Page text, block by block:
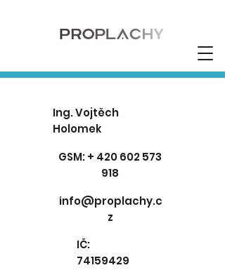
Ing. Vojtěch
Holomek
GSM: + 420 602 573
918
info@proplachy.c
z
IČ:
74159429